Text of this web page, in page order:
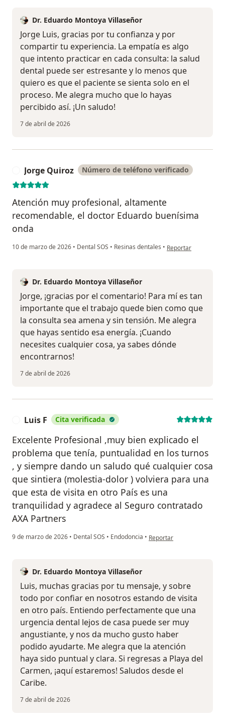
Dr. Eduardo Montoya Villaseñor
Jorge Luis, gracias por tu confianza y por
compartir tu experiencia. La empatía es algo
que intento practicar en cada consulta: la salud
dental puede ser estresante y lo menos que
quiero es que el paciente se sienta solo en el
proceso. Me alegra mucho que lo hayas
percibido así. ¡Un saludo!
7 de abril de 2026
Jorge Quiroz Número de teléfono verificado
Atención muy profesional, altamente
recomendable, el doctor Eduardo buenísima
onda
10 de marzo de 2026 • Dental SOS • Resinas dentales • en opinión del
Reportar
Dr. Eduardo Montoya Villaseñor
Jorge, ¡gracias por el comentario! Para mí es tan
importante que el trabajo quede bien como que
la consulta sea amena y sin tensión. Me alegra
que hayas sentido esa energía. ¡Cuando
necesites cualquier cosa, ya sabes dónde
encontrarnos!
7 de abril de 2026
Luis F Cita verificada
Excelente Profesional ,muy bien explicado el
problema que tenía, puntualidad en los turnos
, y siempre dando un saludo qué cualquier cosa
que sintiera (molestia-dolor ) volviera para una
que esta de visita en otro País es una
tranquilidad y agradece al Seguro contratado
AXA Partners
9 de marzo de 2026 • Dental SOS • Endodoncia • en opinión del usuario Luis
Reportar
Dr. Eduardo Montoya Villaseñor
Luis, muchas gracias por tu mensaje, y sobre
todo por confiar en nosotros estando de visita
en otro país. Entiendo perfectamente que una
urgencia dental lejos de casa puede ser muy
angustiante, y nos da mucho gusto haber
podido ayudarte. Me alegra que la atención
haya sido puntual y clara. Si regresas a Playa del
Carmen, ¡aquí estaremos! Saludos desde el
Caribe.
7 de abril de 2026